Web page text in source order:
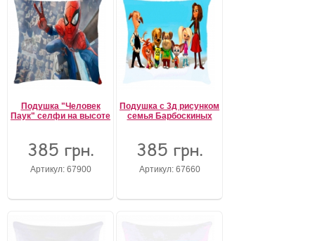
Подушка "Человек
Паук" селфи на высоте
385 грн.
Артикул: 67900
Подушка с 3д рисунком
семья Барбоскиных
385 грн.
Артикул: 67660